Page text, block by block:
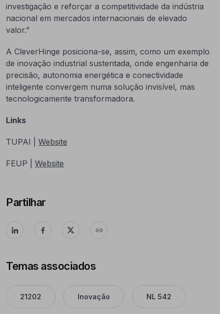
investigação e reforçar a competitividade da indústria
nacional em mercados internacionais de elevado
valor.”
A CleverHinge posiciona-se, assim, como um exemplo
de inovação industrial sustentada, onde engenharia de
precisão, autonomia energética e conectividade
inteligente convergem numa solução invisível, mas
tecnologicamente transformadora.
Links
TUPAI | Website
FEUP | Website
Partilhar
Temas associados
21202 Inovação NL 542